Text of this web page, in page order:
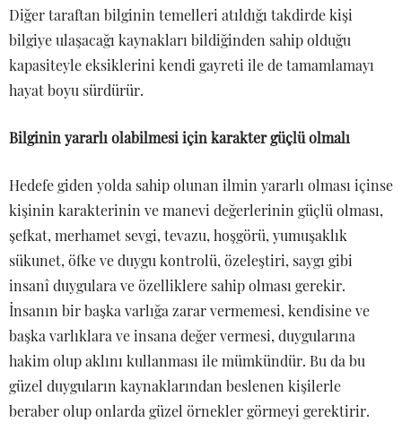
Diğer taraftan bilginin temelleri atıldığı takdirde kişi
bilgiye ulaşacağı kaynakları bildiğinden sahip olduğu
kapasiteyle eksiklerini kendi gayreti ile de tamamlamayı
hayat boyu sürdürür.
Bilginin yararlı olabilmesi için karakter güçlü olmalı
Hedefe giden yolda sahip olunan ilmin yararlı olması içinse
kişinin karakterinin ve manevi değerlerinin güçlü olması,
şefkat, merhamet sevgi, tevazu, hoşgörü, yumuşaklık
sükunet, öfke ve duygu kontrolü, özeleştiri, saygı gibi
insanî duygulara ve özelliklere sahip olması gerekir.
İnsanın bir başka varlığa zarar vermemesi, kendisine ve
başka varlıklara ve insana değer vermesi, duygularına
hakim olup aklını kullanması ile mümkündür. Bu da bu
güzel duyguların kaynaklarından beslenen kişilerle
beraber olup onlarda güzel örnekler görmeyi gerektirir.